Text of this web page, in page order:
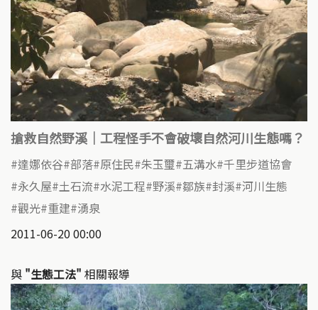
搶救自然野溪｜工程怪手不會破壞自然河川生態嗎？
達娜依谷 部落 原住民 朱玉璽 五溝水 千里步道協會
永久屋 土石流 水泥工程 野溪 鄒族 封溪 河川生態
觀光 重建 湧泉
2011-06-20 00:00
與 "生態工法" 相關報導